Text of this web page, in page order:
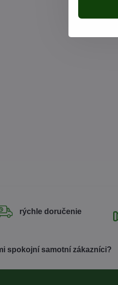
rýchle doručenie
spokojní samotní zákazníci?